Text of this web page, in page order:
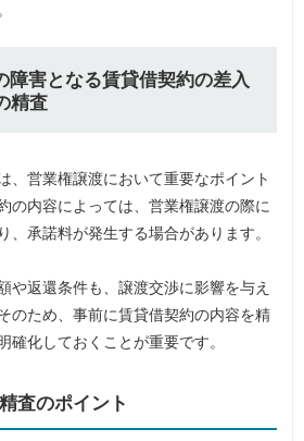
障害となる賃貸借契約の差入
精査
、営業権譲渡において重要なポイント
の内容によっては、営業権譲渡の際に
、承諾料が発生する場合があります。
や返還条件も、譲渡交渉に影響を与え
のため、事前に賃貸借契約の内容を精
確化しておくことが重要です。
査のポイント